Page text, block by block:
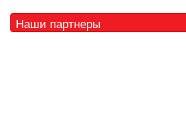
Наши партнеры